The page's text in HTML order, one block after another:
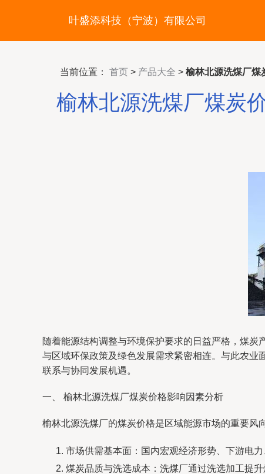
叶盛添科技（宁波）有限公司
当前位置： 首页 > 产品大全 > 榆林北源洗煤厂煤
榆林北源洗煤厂煤炭
随着能源结构调整与环境保护要求的日益严格，煤
与区域环保政策及绿色发展需求紧密相连。与此农
联系与协同发展机遇。
一、 榆林北源洗煤厂煤炭价格影响因素分析
榆林北源洗煤厂的煤炭价格是区域能源市场的重要风
市场供需基本面：国内宏观经济形势、下游电
煤炭品质与洗选成本：洗煤厂通过洗选加工提